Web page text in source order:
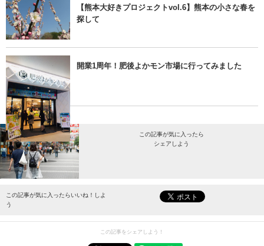
【熊本大好きプロジェクトvol.6】熊本の小さな春を
探して
開業1周年！肥後よかモン市場に行ってみました
この記事が気に入ったら
シェアしよう
最新情報をお届けします。
この記事が気に入ったらいいね！しよ
う
この記事をシェアしよう！